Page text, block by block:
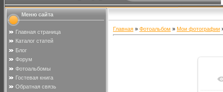
Меню сайта
Главная страница
Каталог статей
Блог
Форум
Фотоальбомы
Гостевая книга
Обратная связь
Главная » Фотоальбом » Мои фотографии